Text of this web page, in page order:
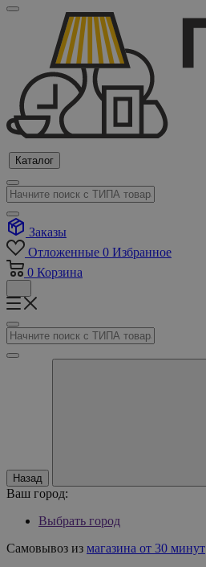
Каталог
Заказы
Отложенные 0 Избранное
0 Корзина
Назад
Ваш город:
Выбрать город
Самовывоз из магазина от 30 минут